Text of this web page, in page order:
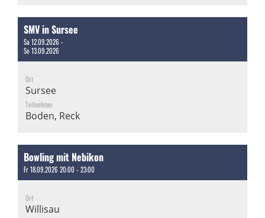
SMV in Sursee
Sa 12.09.2026 -
So 13.09.2026
Ort
Sursee
Teilnehmer
Boden, Reck
Bowling mit Nebikon
Fr 18.09.2026 20:00 - 23:00
Ort
Willisau